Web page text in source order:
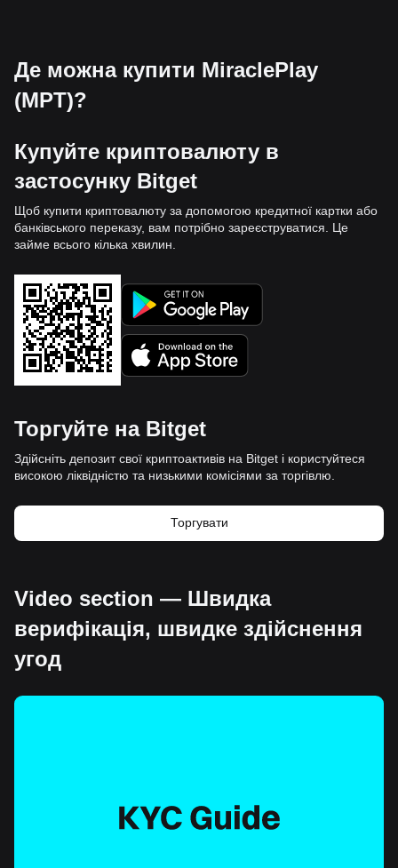
Де можна купити MiraclePlay
(MPT)?
Купуйте криптовалюту в
застосунку Bitget
Щоб купити криптовалюту за допомогою кредитної картки або
банківського переказу, вам потрібно зареєструватися. Це
займе всього кілька хвилин.
Торгуйте на Bitget
Здійсніть депозит свої криптоактивів на Bitget і користуйтеся
високою ліквідністю та низькими комісіями за торгівлю.
Торгувати
Video section — Швидка
верифікація, швидке здійснення
угод